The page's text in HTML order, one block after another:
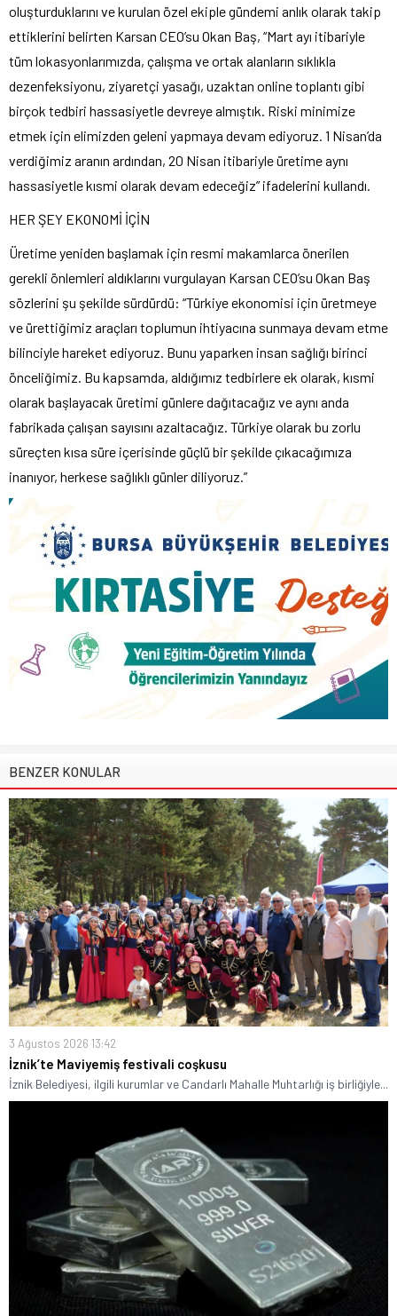
oluşturduklarını ve kurulan özel ekiple gündemi anlık olarak takip
ettiklerini belirten Karsan CEO’su Okan Baş, “Mart ayı itibariyle
tüm lokasyonlarımızda, çalışma ve ortak alanların sıklıkla
dezenfeksiyonu, ziyaretçi yasağı, uzaktan online toplantı gibi
birçok tedbiri hassasiyetle devreye almıştık. Riski minimize
etmek için elimizden geleni yapmaya devam ediyoruz. 1 Nisan’da
verdiğimiz aranın ardından, 20 Nisan itibariyle üretime aynı
hassasiyetle kısmi olarak devam edeceğiz” ifadelerini kullandı.
HER ŞEY EKONOMİ İÇİN
Üretime yeniden başlamak için resmi makamlarca önerilen
gerekli önlemleri aldıklarını vurgulayan Karsan CEO’su Okan Baş
sözlerini şu şekilde sürdürdü: “Türkiye ekonomisi için üretmeye
ve ürettiğimiz araçları toplumun ihtiyacına sunmaya devam etme
bilinciyle hareket ediyoruz. Bunu yaparken insan sağlığı birinci
önceliğimiz. Bu kapsamda, aldığımız tedbirlere ek olarak, kısmi
olarak başlayacak üretimi günlere dağıtacağız ve aynı anda
fabrikada çalışan sayısını azaltacağız. Türkiye olarak bu zorlu
süreçten kısa süre içerisinde güçlü bir şekilde çıkacağımıza
inanıyor, herkese sağlıklı günler diliyoruz.”
BENZER KONULAR
3 Ağustos 2026 13:42
İznik’te Maviyemiş festivali coşkusu
İznik Belediyesi, ilgili kurumlar ve Candarlı Mahalle Muhtarlığı iş birliğiyle...